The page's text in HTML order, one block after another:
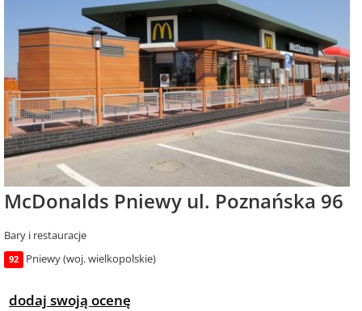
McDonalds Pniewy ul. Poznańska 96
Bary i restauracje
92 Pniewy (woj. wielkopolskie)
dodaj swoją ocenę